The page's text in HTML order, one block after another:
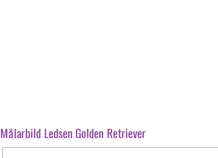
Målarbild Ledsen Golden Retriever